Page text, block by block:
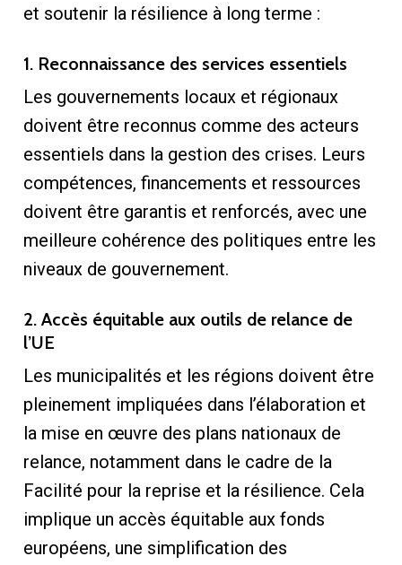
et soutenir la résilience à long terme :
1. Reconnaissance des services essentiels
Les gouvernements locaux et régionaux
doivent être reconnus comme des acteurs
essentiels dans la gestion des crises. Leurs
compétences, financements et ressources
doivent être garantis et renforcés, avec une
meilleure cohérence des politiques entre les
niveaux de gouvernement.
2. Accès équitable aux outils de relance de
l’UE
Les municipalités et les régions doivent être
pleinement impliquées dans l’élaboration et
la mise en œuvre des plans nationaux de
relance, notamment dans le cadre de la
Facilité pour la reprise et la résilience. Cela
implique un accès équitable aux fonds
européens, une simplification des